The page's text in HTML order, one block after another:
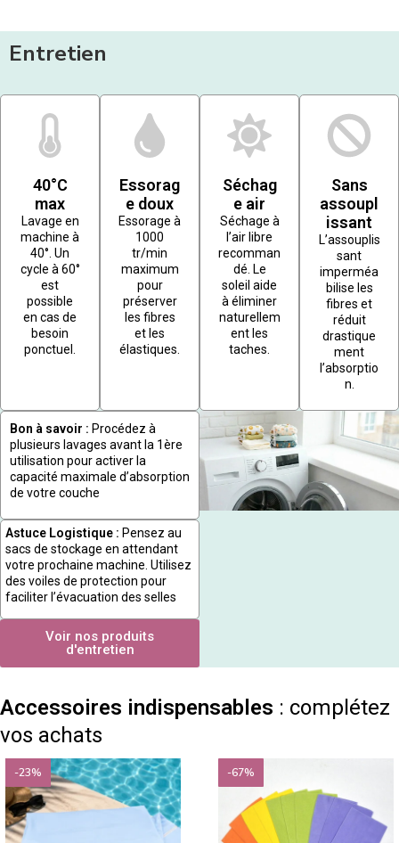
Entretien
40°C
max
Lavage en
machine à
40°. Un
cycle à 60°
est
possible
en cas de
besoin
ponctuel.
Essorag
e doux
Essorage à
1000
tr/min
maximum
pour
préserver
les fibres
et les
élastiques.
Séchag
e air
Séchage à
l’air libre
recomman
dé. Le
soleil aide
à éliminer
naturellem
ent les
taches.
Sans
assoupl
issant
L’assouplis
sant
imperméa
bilise les
fibres et
réduit
drastique
ment
l’absorptio
n.
Bon à savoir : Procédez à
plusieurs lavages avant la 1ère
utilisation pour activer la
capacité maximale d’absorption
de votre couche
Astuce Logistique : Pensez au
sacs de stockage en attendant
votre prochaine machine. Utilisez
des voiles de protection pour
faciliter l’évacuation des selles
Voir nos produits
d'entretien
Accessoires indispensables : complétez
vos achats
-23% -67%